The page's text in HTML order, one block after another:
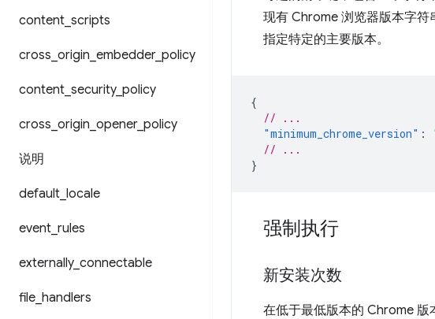
content scripts
cross origin embedder_ policy
content security_ policy
cross origin opener_ policy
说明
default locale
event rules
externally_ connectable
file handlers
现有 Chrome 浏览器版本字
指定特定的主要版本。
{
// ...
"minimum_chrome_version" :
// ...
}
强制执行
新安装次数
在低于最低版本的 Chrome 版